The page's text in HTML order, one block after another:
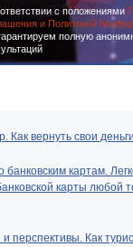
с положениями
и Политикой
полную
Как вернуть свои
картам.
карты любой
перспективы. Как